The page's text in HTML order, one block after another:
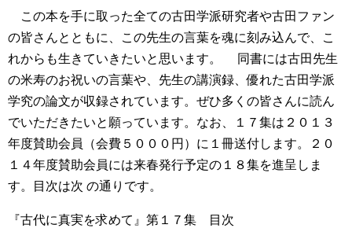
この本を手に取った全ての古田学派研究者や古田ファン
の皆さんとともに、この先生の言葉を魂に刻み込んで、こ
れからも生きていきたいと思います。
同書には古田先生
の米寿のお祝いの言葉や、先生の講演録、優れた古田学派
学究の論文が収録されています。ぜひ多くの皆さんに読ん
でいただきたいと願っています。なお、１７集は２０１３
年度賛助会員（会費５０００円）に１冊送付します。２０
１４年度賛助会員には来春発行予定の１８集を進呈しま
す。目次は次 の通りです。
『古代に真実を求めて』第１７集 目次